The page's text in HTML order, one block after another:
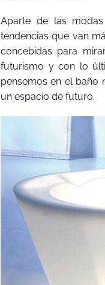
Aparte de las
tendencias que van
concebidas para
futurismo y con lo
pensemos en el baño
un espacio de futuro.